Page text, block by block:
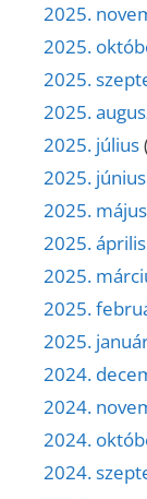
2025.
2025.
2025.
2025.
2025. július
2025. június
2025. május
2025. április
2025.
2025.
2025.
2024.
2024.
2024.
2024.